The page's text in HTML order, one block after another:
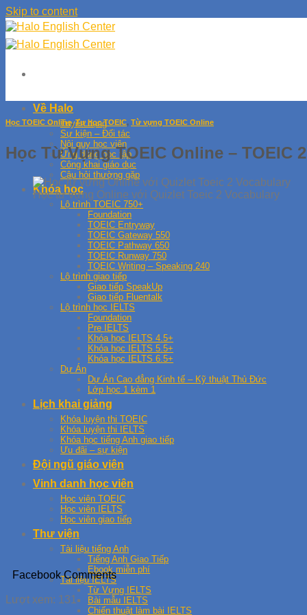
Skip to content
Về Halo
Tuyển dụng
Sự kiện – Đối tác
Nội quy học viên
Ứng dụng học tập
Công khai giáo dục
Câu hỏi thường gặp
Khóa học
Lộ trình TOEIC 750+
Foundation
TOEIC Entryway
TOEIC Gateway 550
TOEIC Pathway 650
TOEIC Runway 750
TOEIC Writing – Speaking 240
Lộ trình giao tiếp
Giao tiếp SpeakUp
Giao tiếp Fluentalk
Lộ trình học IELTS
Foundation
Pre IELTS
Khóa học IELTS 4.5+
Khóa học IELTS 5.5+
Khóa học IELTS 6.5+
Dự Án
Dự Án Cao đẳng Kinh tế – Kỹ thuật Thủ Đức
Lớp học 1 kèm 1
Lịch khai giảng
Khóa luyện thi TOEIC
Khóa luyện thi IELTS
Khóa học tiếng Anh giao tiếp
Ưu đãi – sự kiện
Đội ngũ giáo viên
Vinh danh học viên
Học viên TOEIC
Học viên IELTS
Học viên giao tiếp
Thư viện
Tài liệu tiếng Anh
Tiếng Anh Giao Tiếp
Ebook miễn phí
Tài liệu IELTS
Từ Vựng IELTS
Bài mẫu IELTS
Chiến thuật làm bài IELTS
Học TOEIC Online,Tự học TOEIC, Từ vựng TOEIC Online
Học Từ Vựng TOEIC Online – TOEIC
Học từ vựng Online với Quizlet Toeic 2 Vocabulary
Facebook Comments
Lượt xem: 131